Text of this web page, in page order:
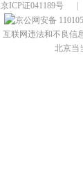
京ICP证041189号
互联网违法和不良信
北京当